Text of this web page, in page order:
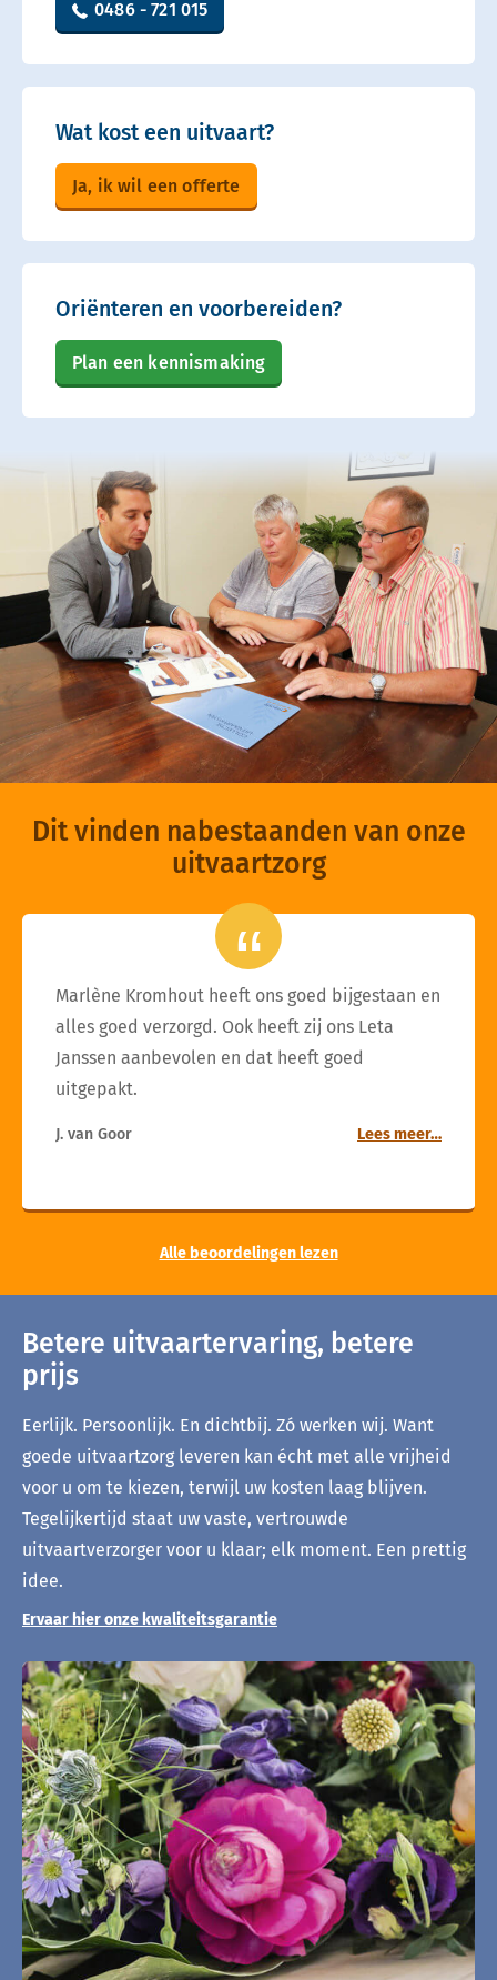
0486 - 721 015
Wat kost een uitvaart?
Ja, ik wil een offerte
Oriënteren en voorbereiden?
Plan een kennismaking
Dit vinden nabestaanden van onze
uitvaartzorg
Marlène Kromhout heeft ons goed bijgestaan en
alles goed verzorgd. Ook heeft zij ons Leta
Janssen aanbevolen en dat heeft goed
uitgepakt.
J. van Goor Lees meer…
Alle beoordelingen lezen
Betere uitvaartervaring, betere
prijs
Eerlijk. Persoonlijk. En dichtbij. Zó werken wij. Want
goede uitvaartzorg leveren kan écht met alle vrijheid
voor u om te kiezen, terwijl uw kosten laag blijven.
Tegelijkertijd staat uw vaste, vertrouwde
uitvaartverzorger voor u klaar; elk moment. Een prettig
idee.
Ervaar hier onze kwaliteitsgarantie